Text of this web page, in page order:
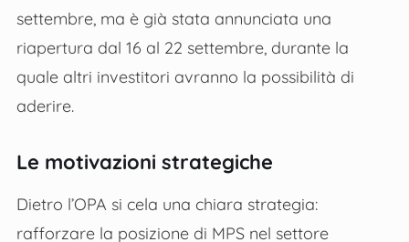
settembre, ma è già stata annunciata una
riapertura dal 16 al 22 settembre, durante la
quale altri investitori avranno la possibilità di
aderire.
Le motivazioni strategiche
Dietro l’OPA si cela una chiara strategia:
rafforzare la posizione di MPS nel settore